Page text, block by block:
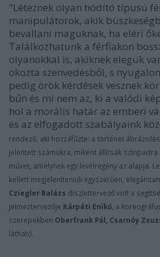
"Léteznek olyan hódító típusú
manipulátorok, akik
bevallani maguknak, ha eléri
Találkozhatunk a férfiakon
olyanokkal is, akiknek elegük
okozta szenvedésből, s
pedig örök kérdések vesznek
bűn és mi nem az, ki a valódi
hol a morális határ az emberi
és az elfogadott szabályaink
rendező, aki hozzáfűzte: a történet
jelentett számukra, miként állítsák színpadra
művet, amelynek egy levélregény az alapja.
kellett megjeleníteniük egyszerűen,
Cziegler Balázs díszlettervező volt a
jelmeztervezője Kárpáti Enikő, a
szerepekben Oberfrank Pál, Csarnóy
látható.